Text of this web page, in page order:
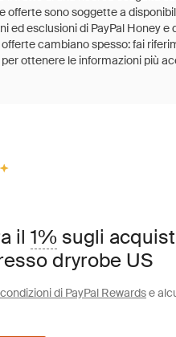
il 1% sugli
dryrobe US
condizioni di PayPal Rewardse